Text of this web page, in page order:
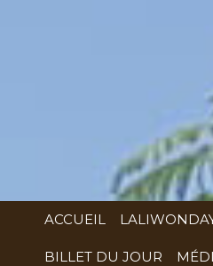
ACCUEIL
BILLET DU JOUR